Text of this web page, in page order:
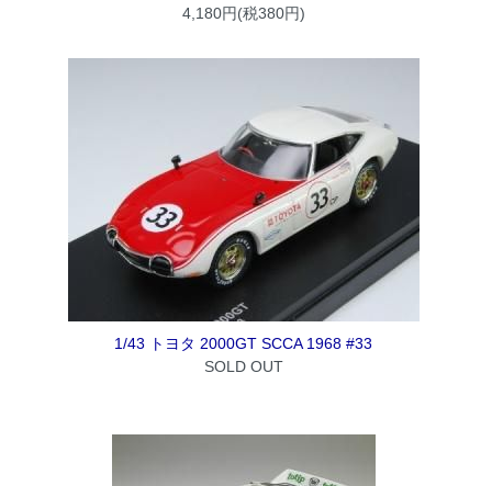
4,180円(税380円)
1/43 トヨタ 2000GT SCCA 1968 #33
SOLD OUT